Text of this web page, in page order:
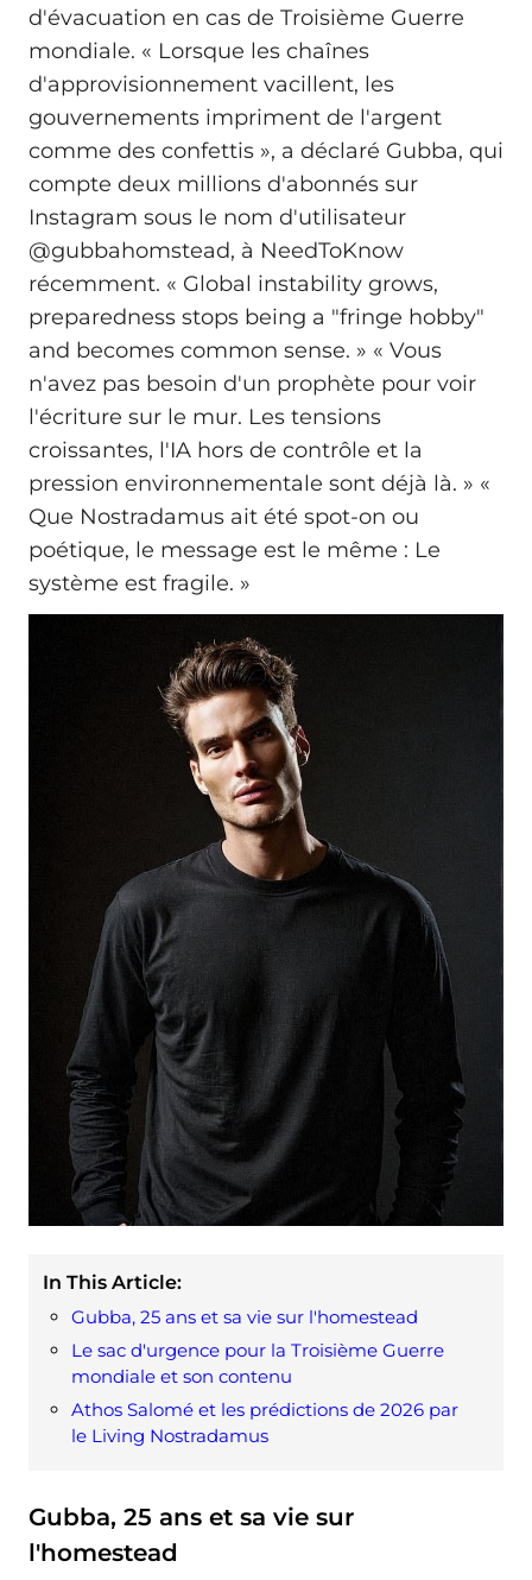
d'évacuation en cas de Troisième Guerre
mondiale. « Lorsque les chaînes
d'approvisionnement vacillent, les
gouvernements impriment de l'argent
comme des confettis », a déclaré Gubba, qui
compte deux millions d'abonnés sur
Instagram sous le nom d'utilisateur
@‌gubbahomstead, à NeedToKnow
récemment. « Global instability grows,
preparedness stops being a "fringe hobby"
and becomes common sense. » « Vous
n'avez pas besoin d'un prophète pour voir
l'écriture sur le mur. Les tensions
croissantes, l'IA hors de contrôle et la
pression environnementale sont déjà là. » «
Que Nostradamus ait été spot-on ou
poétique, le message est le même : Le
système est fragile. »
In This Article:
Gubba, 25 ans et sa vie sur l'homestead
Le sac d'urgence pour la Troisième Guerre
mondiale et son contenu
Athos Salomé et les prédictions de 2026 par
le Living Nostradamus
Gubba, 25 ans et sa vie sur
l'homestead